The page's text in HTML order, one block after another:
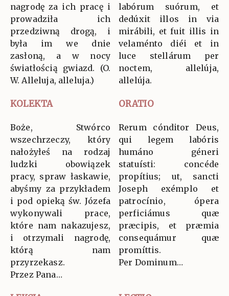
nagrodę za ich pracę i
prowadziła ich
przedziwną drogą, i
była im we dnie
zasłoną, a w nocy
światłością gwiazd. (O.
W. Alleluja, alleluja.)
labórum suórum, et
dedúxit illos in via
mirábili, et fuit illis in
velaménto diéi et in
luce stellárum per
noctem, allelúja,
allelúja.
KOLEKTA ORATIO
Boże, Stwórco
wszechrzeczy, który
nałożyłeś na rodzaj
ludzki obowiązek
pracy, spraw łaskawie,
abyśmy za przykładem
i pod opieką św. Józefa
wykonywali prace,
które nam nakazujesz,
i otrzymali nagrodę,
którą nam
przyrzekasz.
Przez Pana…
Rerum cónditor Deus,
qui legem labóris
humáno géneri
statuísti: concéde
propítius; ut, sancti
Joseph exémplo et
patrocínio, ópera
perficiámus quæ
præcipis, et præmia
consequámur quæ
promíttis.
Per Dominum…